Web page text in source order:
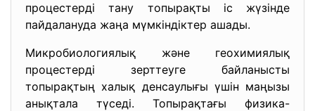
процестерді тану топырақты іс жүзінде
пайдалануда жаңа мүмкіндіктер ашады.
Микробиологиялық және геохимиялық
процестерді зерттеуге байланысты
топырақтың халық денсаулығы үшін маңызы
анықтала түседі. Топырақтағы физика-